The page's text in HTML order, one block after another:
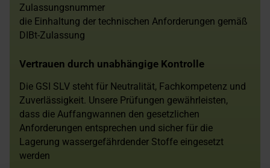
Zulassungsnummer
die Einhaltung der technischen Anforderungen gemäß
DIBt-Zulassung
Vertrauen durch unabhängige Kontrolle
Die GSI SLV steht für Neutralität, Fachkompetenz und
Zuverlässigkeit. Unsere Prüfungen gewährleisten,
dass die Auffangwannen den gesetzlichen
Anforderungen entsprechen und sicher für die
Lagerung wassergefährdender Stoffe eingesetzt
werden